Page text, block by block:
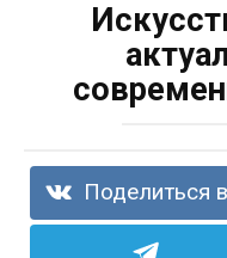
Поделиться